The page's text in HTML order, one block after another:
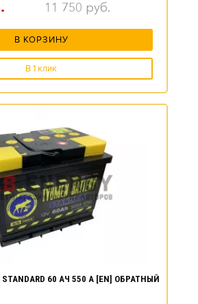
11 750 руб.
В КОРЗИНУ
В 1 клик
STANDARD 60 АЧ 550 А [EN] ОБРАТНЫЙ